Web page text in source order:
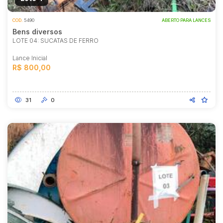
COD. 5490 ABERTO PARA LANCES
Bens diversos
LOTE 04: SUCATAS DE FERRO
Lance Inicial
R$ 800,00
31 0